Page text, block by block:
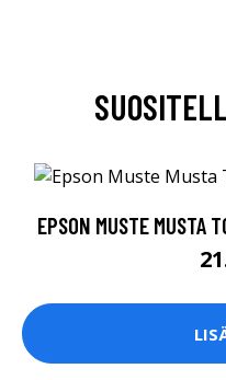
EPSON MUSTE